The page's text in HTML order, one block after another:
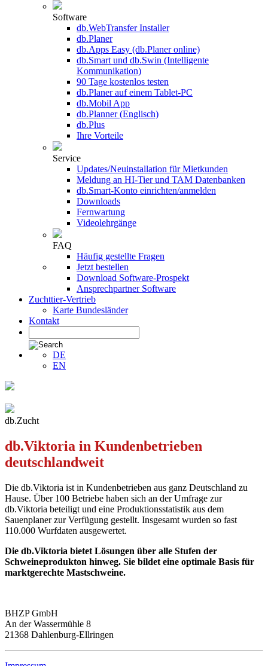
Software
db.WebTransfer Installer
db.Planer
db.Apps Easy (db.Planer online)
db.Smart und db.Swin (Intelligente
Kommunikation)
90 Tage kostenlos testen
db.Planer auf einem Tablet-PC
db.Mobil App
db.Planner (Englisch)
db.Plus
Ihre Vorteile
Service
Updates/Neuinstallation für Mietkunden
Meldung an HI-Tier und TAM Datenbanken
db.Smart-Konto einrichten/anmelden
Downloads
Fernwartung
Videolehrgänge
FAQ
Häufig gestellte Fragen
Jetzt bestellen
Download Software-Prospekt
Ansprechpartner Software
Zuchttier-Vertrieb
Karte Bundesländer
Kontakt
DE
EN
db.Zucht
db.Viktoria in Kundenbetrieben
deutschlandweit
Die db.Viktoria ist in Kundenbetrieben aus ganz Deutschland zu
Hause. Über 100 Betriebe haben sich an der Umfrage zur
db.Viktoria beteiligt und eine Produktionsstatistik aus dem
Sauenplaner zur Verfügung gestellt. Insgesamt wurden so fast
110.000 Wurfdaten ausgewertet.
Die db.Viktoria bietet Lösungen über alle Stufen der
Schweineprodukton hinweg. Sie bildet eine optimale Basis für
marktgerechte Mastschweine.
BHZP GmbH
An der Wassermühle 8
21368 Dahlenburg-Ellringen